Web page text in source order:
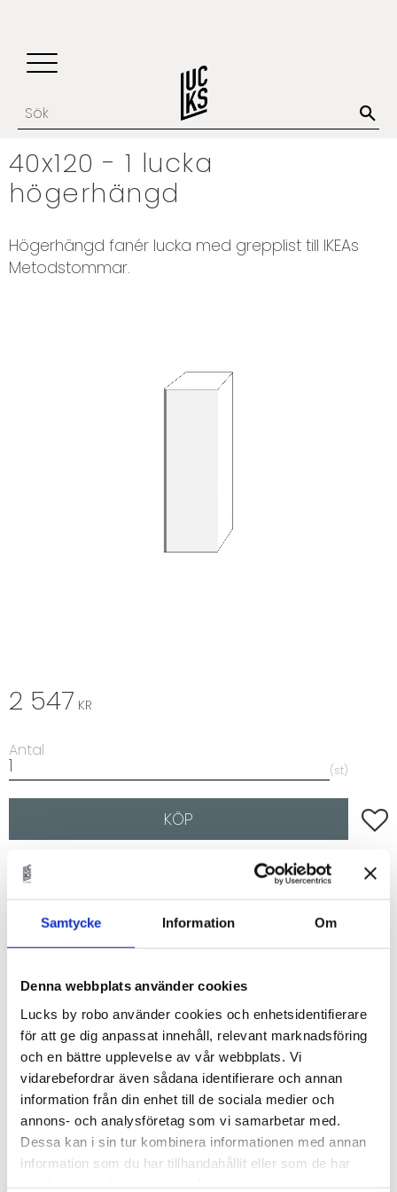
Samtycke Information Om
Denna webbplats använder cookies
Lucks by robo använder cookies och enhetsidentifierare
för att ge dig anpassat innehåll, relevant marknadsföring
och en bättre upplevelse av vår webbplats. Vi
vidarebefordrar även sådana identifierare och annan
information från din enhet till de sociala medier och
annons- och analysföretag som vi samarbetar med.
Dessa kan i sin tur kombinera informationen med annan
information som du har tillhandahållit eller som de har
40x120 - 1 lucka
högerhängd
Högerhängd fanér lucka med grepplist till IKEAs
Metodstommar.
2 547 KR
Antal
st
KÖP
Lagerstatus
Beställningsvara.Leveranstid 6-
Fanér lucka med grepplist som passar till IKEAs
Val av faner
Du kan välja i mellan:
- White Ash
- Soaped Oak
- True Oak
- Tanned Oak
- True Elm